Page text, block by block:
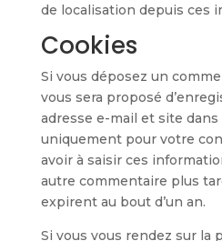
de localisation depuis ces
Cookies
Si vous déposez un
vous sera proposé
adresse e-mail et site dans
uniquement pour votre
avoir à saisir ces
autre commentaire plus
expirent au bout d’un an.
Si vous vous rendez sur la